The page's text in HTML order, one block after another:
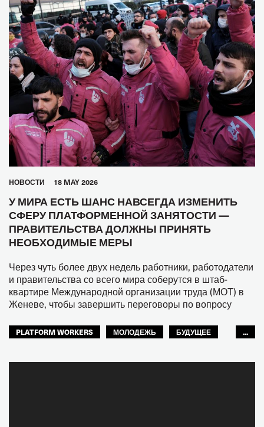
HОВОСТИ 18 MAY 2026
У МИРА ЕСТЬ ШАНС НАВСЕГДА ИЗМЕНИТЬ
СФЕРУ ПЛАТФОРМЕННОЙ ЗАНЯТОСТИ —
ПРАВИТЕЛЬСТВА ДОЛЖНЫ ПРИНЯТЬ
НЕОБХОДИМЫЕ МЕРЫ
Через чуть более двух недель работники, работодатели
и правительства со всего мира соберутся в штаб-
квартире Международной организации труда (МОТ) в
Женеве, чтобы завершить переговоры по вопросу
PLATFORM WORKERS МОЛОДЕЖЬ
БУДУЩЕЕ
...